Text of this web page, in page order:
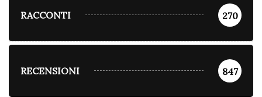
RACCONTI 270
RECENSIONI 847